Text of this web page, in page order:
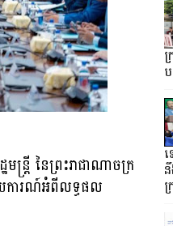
ត្រី នៃព្រះរាជាណាចក្រ
យការណ៍អំពី​លទ្ធផល​